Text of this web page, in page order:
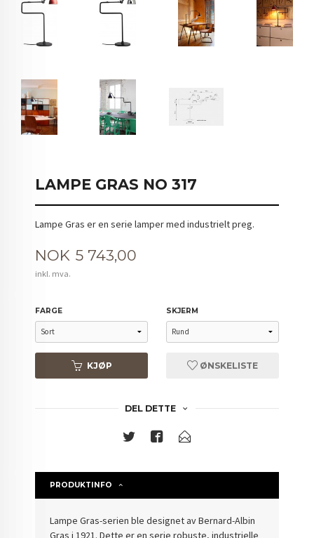
LAMPE GRAS NO 317
Lampe Gras er en serie lamper med industrielt preg.
Pris
NOK 5 743,00
inkl. mva.
FARGE SKJERM
KJØP ØNSKELISTE
DEL DETTE
PRODUKTINFO
Lampe Gras-serien ble designet av Bernard-Albin
Gras i 1921. Dette er en serie robuste, industrielle